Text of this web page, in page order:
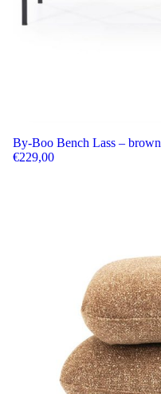
By-Boo Bench Lass – brown
€229,00